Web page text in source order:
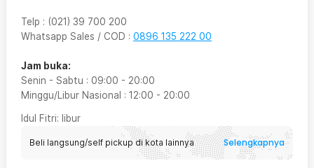
Telp : (021) 39 700 200
Whatsapp Sales / COD : 0896 135 222 00
Jam buka:
Senin - Sabtu : 09:00 - 20:00
Minggu/Libur Nasional : 12:00 - 20:00
Idul Fitri: libur
Beli langsung/self pickup di kota lainnya Selengkapnya